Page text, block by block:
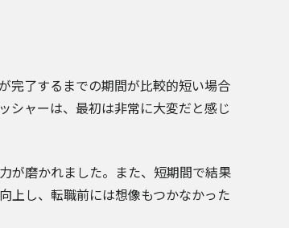
完了するまでの期間が比較的短い場合
シャーは、最初は非常に大変だと感じ
が磨かれました。また、短期間で結果
上し、転職前には想像もつかなかった